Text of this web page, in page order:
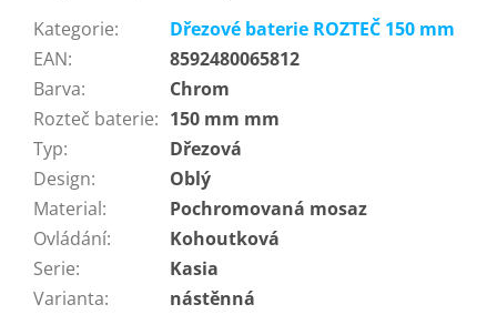
Kategorie:
Dřezové baterie ROZTEČ 150 mm
EAN:
8592480065812
Barva:
Chrom
Rozteč baterie: 150 mm mm
Typ:
Dřezová
Design:
Oblý
Material:
Pochromovaná mosaz
Ovládání:
Kohoutková
Serie:
Kasia
Varianta: nástěnná